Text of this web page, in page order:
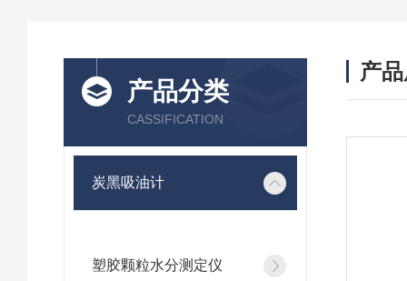
产品分类
CASSIFICATION
炭黑吸油计
塑胶颗粒水分测定仪
产